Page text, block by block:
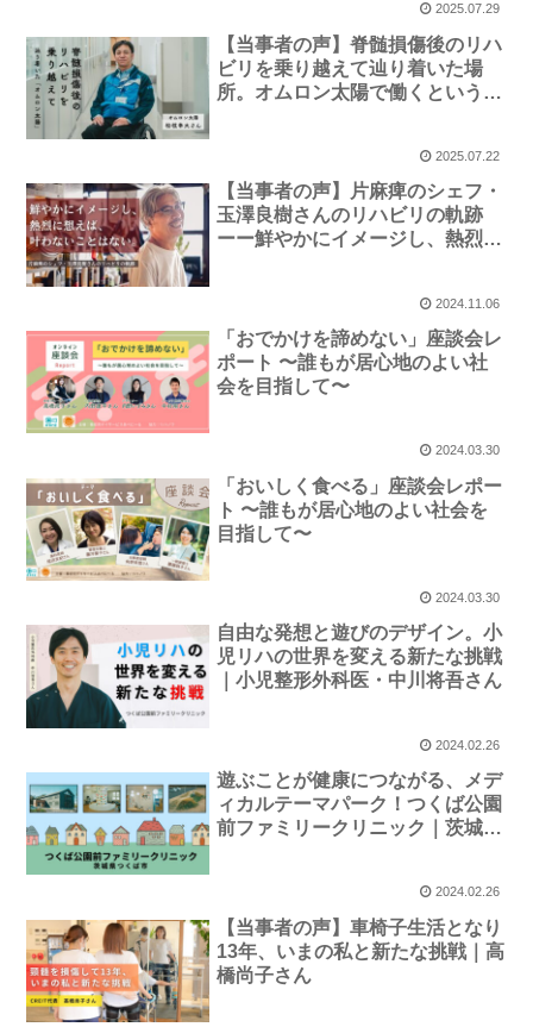
2025.07.29
【当事者の声】脊髄損傷後のリハ
ビリを乗り越えて辿り着いた場
所。オムロン太陽で働くというこ
2025.07.22
【当事者の声】片麻痺のシェフ・
玉澤良樹さんのリハビリの軌跡
ーー鮮やかにイメージし、熱烈に
2024.11.06
「おでかけを諦めない」座談会レ
ポート 〜誰もが居心地のよい社
会を目指して〜
2024.03.30
「おいしく食べる」座談会レポー
ト 〜誰もが居心地のよい社会を
目指して〜
2024.03.30
自由な発想と遊びのデザイン。小
児リハの世界を変える新たな挑戦
｜小児整形外科医・中川将吾さん
2024.02.26
遊ぶことが健康につながる、メデ
ィカルテーマパーク！つくば公園
前ファミリークリニック｜茨城県
2024.02.26
【当事者の声】車椅子生活となり
13年、いまの私と新たな挑戦｜高
橋尚子さん